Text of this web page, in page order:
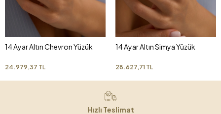
14 Ayar Altın Chevron Yüzük
24.979,37 TL
14 Ayar Altın Simya Yüzük
28.627,71 TL
Hızlı Teslimat